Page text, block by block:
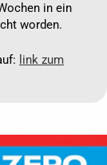
in ein
worden.
link zum